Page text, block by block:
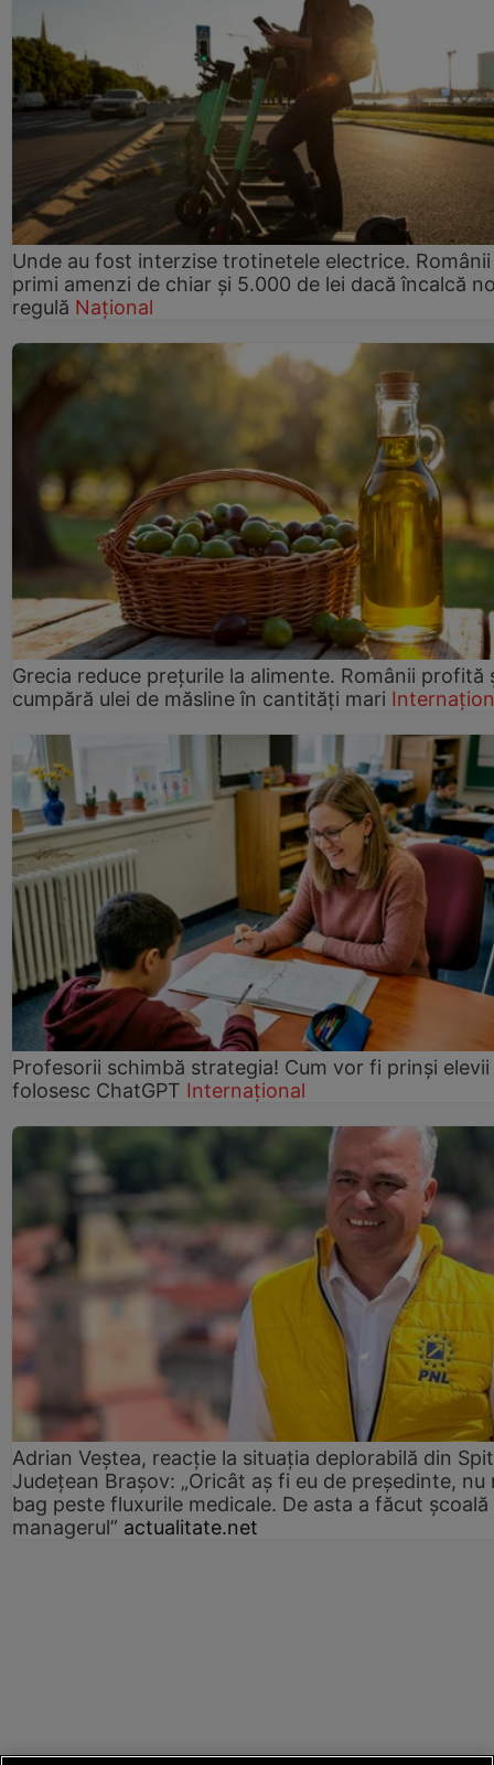
Unde au fost interzise trotinetele electrice.
primi amenzi de chiar și 5.000 de lei dacă încalcă
regulă Național
Grecia reduce prețurile la alimente. Românii profită
cumpără ulei de măsline în cantități mari
Profesorii schimbă strategia! Cum vor fi prinși elevii
folosesc ChatGPT Internațional
Adrian Veștea, reacție la situația deplorabilă din
Județean Brașov: „Oricât aș fi eu de președinte, nu
bag peste fluxurile medicale. De asta a făcut școală
managerul” actualitate.net